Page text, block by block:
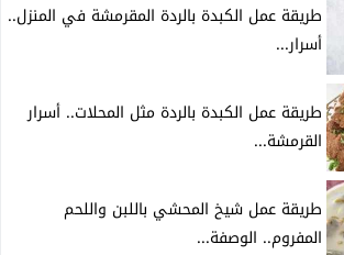
طريقة عمل الكبدة بالردة المقرمشة في المنزل..
أسرار...
طريقة عمل الكبدة بالردة مثل المحلات.. أسرار
القرمشة...
طريقة عمل شيخ المحشي باللبن واللحم
المفروم.. الوصفة...